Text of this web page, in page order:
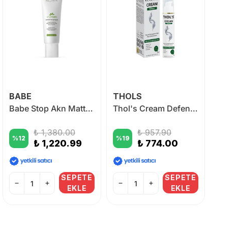
BABE
Babe Stop Akn Mattifying Fluid 50 ml
%12
₺ 1,380.00
₺ 1,220.99
SEPETE
EKLE
THOLS
Thol's Cream Defence Yağlı ve Sivilceye Yatkın Ciltlerde Sebum Dengesi İçin Nemlendirici Krem 50 ml
%19
₺ 957.90
₺ 774.00
SEPETE
EKLE